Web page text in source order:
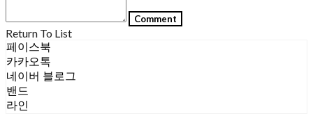
Comment
Return To List
페이스북
카카오톡
네이버 블로그
밴드
라인